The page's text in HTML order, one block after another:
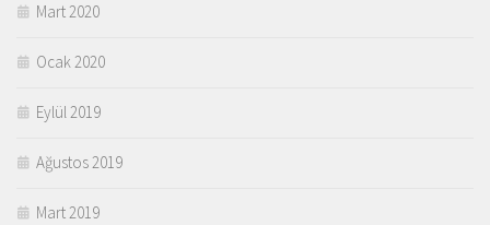
Mart 2020
Ocak 2020
Eylül 2019
Ağustos 2019
Mart 2019